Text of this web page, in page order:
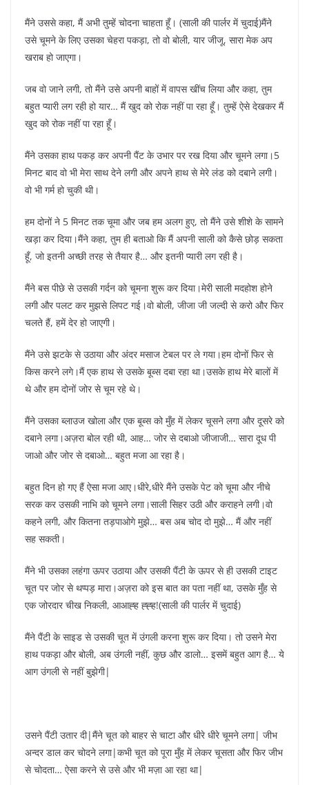
मैंने उससे कहा, मैं अभी तुम्हें चोदना चाहता हूँ। (साली की पार्लर में चुदाई)मैंने
उसे चूमने के लिए उसका चेहरा पकड़ा, तो वो बोली, यार जीजू, सारा मेक अप
खराब हो जाएगा।
जब वो जाने लगी, तो मैंने उसे अपनी बाहों में वापस खींच लिया और कहा, तुम
बहुत प्यारी लग रही हो यार… मैं खुद को रोक नहीं पा रहा हूँ। तुम्हें ऐसे देखकर मैं
खुद को रोक नहीं पा रहा हूँ।
मैंने उसका हाथ पकड़ कर अपनी पैंट के उभार पर रख दिया और चूमने लगा।5
मिनट बाद वो भी मेरा साथ देने लगी और अपने हाथ से मेरे लंड को दबाने लगी।
वो भी गर्म हो चुकी थी।
हम दोनों ने 5 मिनट तक चूमा और जब हम अलग हुए, तो मैंने उसे शीशे के सामने
खड़ा कर दिया।मैंने कहा, तुम ही बताओ कि मैं अपनी साली को कैसे छोड़ सकता
हूँ, जो इतनी अच्छी तरह से तैयार है… और इतनी प्यारी लग रही है।
मैंने बस पीछे से उसकी गर्दन को चूमना शुरू कर दिया।मेरी साली मदहोश होने
लगी और पलट कर मुझसे लिपट गई।वो बोली, जीजा जी जल्दी से करो और फिर
चलते हैं, हमें देर हो जाएगी।
मैंने उसे झटके से उठाया और अंदर मसाज टेबल पर ले गया।हम दोनों फिर से
किस करने लगे।मैं एक हाथ से उसके बूब्स दबा रहा था।उसके हाथ मेरे बालों में
थे और हम दोनों जोर से चूम रहे थे।
मैंने उसका ब्लाउज खोला और एक बूब्स को मुँह में लेकर चूसने लगा और दूसरे को
दबाने लगा।अज़रा बोल रही थी, आह… जोर से दबाओ जीजाजी… सारा दूध पी
जाओ और जोर से दबाओ… बहुत मजा आ रहा है।
बहुत दिन हो गए हैं ऐसा मजा आए।धीरे,धीरे मैंने उसके पेट को चूमा और नीचे
सरक कर उसकी नाभि को चूमने लगा।साली सिहर उठी और कराहने लगी।वो
कहने लगी, और कितना तड़पाओगे मुझे… बस अब चोद दो मुझे… मैं और नहीं
सह सकती।
मैंने भी उसका लहंगा ऊपर उठाया और उसकी पैंटी के ऊपर से ही उसकी टाइट
चूत पर जोर से थप्पड़ मारा।अज़रा को इस बात का पता नहीं था, उसके मुँह से
एक जोरदार चीख निकली, आआह्ह ह्ह्ह!(साली की पार्लर में चुदाई)
मैंने पैंटी के साइड से उसकी चूत में उंगली करना शुरू कर दिया। तो उसने मेरा
हाथ पकड़ा और बोली, अब उंगली नहीं, कुछ और डालो… इसमें बहुत आग है… ये
आग उंगली से नहीं बुझेगी|
उसने पैंटी उतार दी|मैंने चूत को बाहर से चाटा और धीरे धीरे चूमने लगा| जीभ
अन्दर डाल कर चोदने लगा|कभी चूत को पूरा मुँह में लेकर चूसता और फिर जीभ
से चोदता… ऐसा करने से उसे और भी मज़ा आ रहा था|